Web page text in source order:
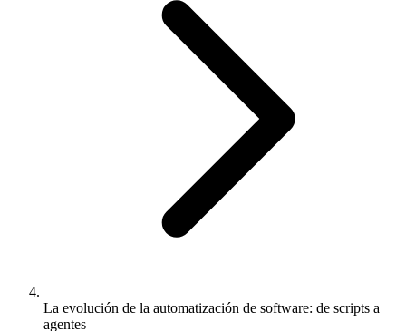
La evolución de la automatización de software: de scripts a
agentes